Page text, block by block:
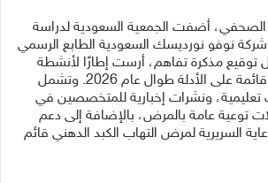
أضفت الجمعية السعودية لدراسة
نوفو نورديسك السعودية الطابع الرسمي
توقيع مذكرة تفاهم، أرست إطارًا لأنشطة
مشتركة غير ترويجية وقائمة على الأدلة طوال عام 2026. وتشمل
تعليمية، ونشرات إخبارية للمتخصصين في
توعية عامة بالمرض، بالإضافة إلى دعم
السريرية لمرض التهاب الكبد الدهني قائم